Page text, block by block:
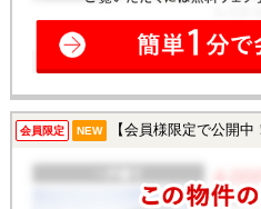
会員限定 NEW 【会員様限定で公開中